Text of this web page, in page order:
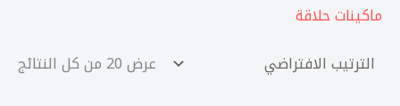
ماكينات حلاقة
عرض ⁦20⁩ من كل النتائج